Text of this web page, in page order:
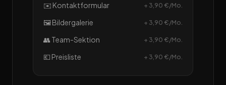
✉️ Kontaktformular + 3,90 €/Mo.
🖼️ Bildergalerie + 3,90 €/Mo.
👥 Team-Sektion + 3,90 €/Mo.
💶 Preisliste + 3,90 €/Mo.